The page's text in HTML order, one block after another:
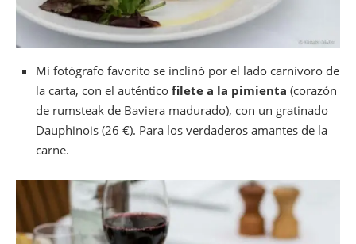
Mi fotógrafo favorito se inclinó por el lado carnívoro de
la carta, con el auténtico filete a la pimienta (corazón
de rumsteak de Baviera madurado), con un gratinado
Dauphinois (26 €). Para los verdaderos amantes de la
carne.